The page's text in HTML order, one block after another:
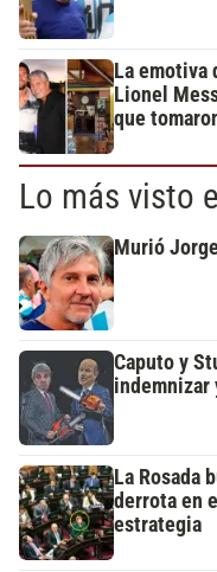
La emotiva
Lionel
que
Lo más visto
Murió
Caputo y
indemnizar
La Rosada
derrota en
estrategia